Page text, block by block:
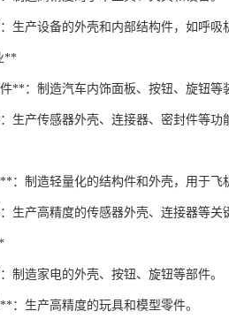
产设备的外壳和内部结构件，如呼吸
**
**：制造汽车内饰面板、按钮、旋钮等
产传感器外壳、连接器、密封件等功
制造轻量化的结构件和外壳，用于飞
产高精度的传感器外壳、连接器等关
造家电的外壳、按钮、旋钮等部件。
生产高精度的玩具和模型零件。